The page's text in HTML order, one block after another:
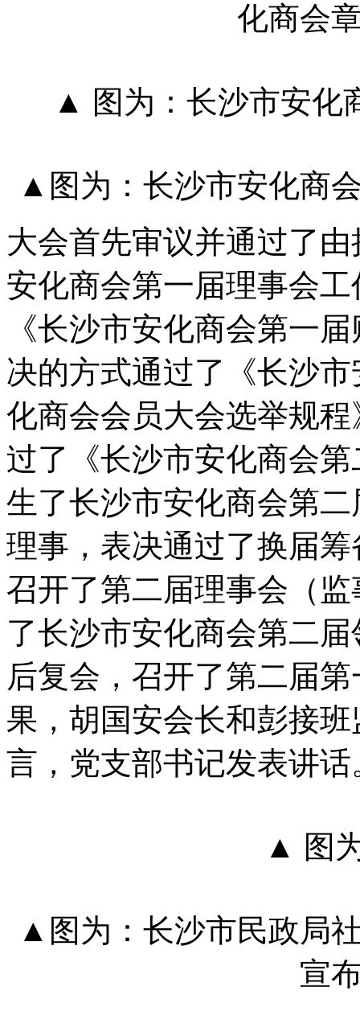
化商会
▲ 图为：长沙市安化
▲图为：长沙市安化商
大会首先审议并通过了
安化商会第一届理事会
《长沙市安化商会第一
决的方式通过了《长沙
化商会会员大会选举规
过了《长沙市安化商会
生了长沙市安化商会第
理事，表决通过了换届
召开了第二届理事会（
了长沙市安化商会第二
后复会，召开了第二届
果，胡国安会长和彭接
言，党支部书记发表讲话
▲ 图
▲图为：长沙市民政局
宣